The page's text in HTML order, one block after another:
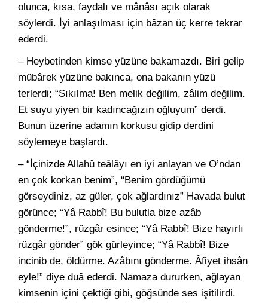
olunca, kısa, faydalı ve mânâsı açık olarak
söylerdi. İyi anlaşılması için bâzan üç kerre tekrar
ederdi.
– Heybetinden kimse yüzüne bakamazdı. Biri gelip
mübârek yüzüne bakınca, ona bakanın yüzü
terlerdi; “Sıkılma! Ben melik değilim, zâlim değilim.
Et suyu yiyen bir kadıncağızın oğluyum” derdi.
Bunun üzerine adamın korkusu gidip derdini
söylemeye başlardı.
– “İçinizde Allahû teâlâyı en iyi anlayan ve O’ndan
en çok korkan benim”, “Benim gördüğümü
görseydiniz, az güler, çok ağlardınız” Havada bulut
görünce; “Yâ Rabbî! Bu bulutla bize azâb
gönderme!”, rüzgâr esince; “Yâ Rabbî! Bize hayırlı
rüzgâr gönder” gök gürleyince; “Yâ Rabbî! Bize
incinib de, öldürme. Azâbını gönderme. Âfiyet ihsân
eyle!” diye duâ ederdi. Namaza dururken, ağlayan
kimsenin içini çektiği gibi, göğsünde ses işitilirdi.